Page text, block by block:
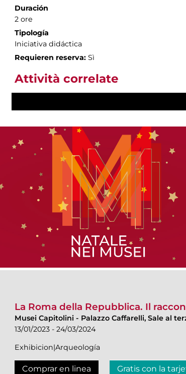
Duración
2 ore
Tipología
Iniciativa didáctica
Requieren reserva: Sì
Attività correlate
La Roma della Repubblica. Il
Musei Capitolini - Palazzo Caffarelli, Sale al
13/01/2023 - 24/03/2024
Exhibicion|Arqueología
Comprar en linea Gratis con la